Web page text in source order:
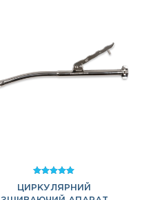
5.00
з 5
ЦИРКУЛЯРНИЙ